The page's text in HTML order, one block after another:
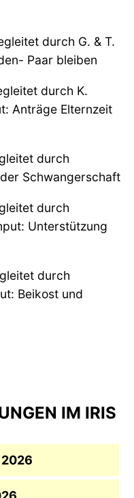
durch G. & T.
Paar bleiben
durch K.
Anträge Elternzeit
durch
Schwangerschaft
durch
Unterstützung
durch
Beikost und
IM IRIS
2026